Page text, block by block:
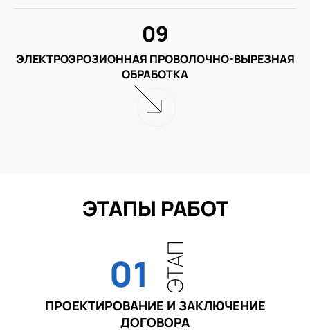
ЭЛЕКТРОЭРОЗИОННАЯ ПРОВОЛОЧНО-ВЫРЕЗНАЯ
ОБРАБОТКА
09
ЭТАПЫ РАБОТ
01 ЭТАП
ПРОЕКТИРОВАНИЕ И ЗАКЛЮЧЕНИЕ
ДОГОВОРА